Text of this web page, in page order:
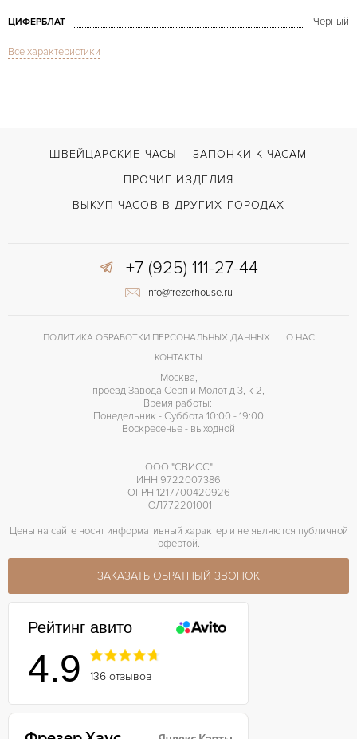
ЦИФЕРБЛАТ Черный
СТЕКЛО
Двойной сложности застежка
Все характеристики
ШВЕЙЦАРСКИЕ ЧАСЫ
ЗАПОНКИ К ЧАСАМ
ПРОЧИЕ ИЗДЕЛИЯ
ВЫКУП ЧАСОВ В ДРУГИХ ГОРОДАХ
+7 (925) 111-27-44
info@frezerhouse.ru
ПОЛИТИКА ОБРАБОТКИ ПЕРСОНАЛЬНЫХ ДАННЫХ
О НАС
КОНТАКТЫ
Москва,
проезд Завода Серп и Молот д 3, к 2,
Время работы:
Понедельник - Суббота 10:00 - 19:00
Воскресенье - выходной
ООО "СВИСС"
ИНН 9722007386
ОГРН 1217700420926
ЮЛ772201001
Цены на сайте носят информативный характер и не являются публичной
офертой.
ЗАКАЗАТЬ ОБРАТНЫЙ ЗВОНОК
Рейтинг авито
4.9 136 отзывов